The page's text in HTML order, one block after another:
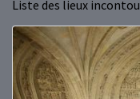
Liste des lieux